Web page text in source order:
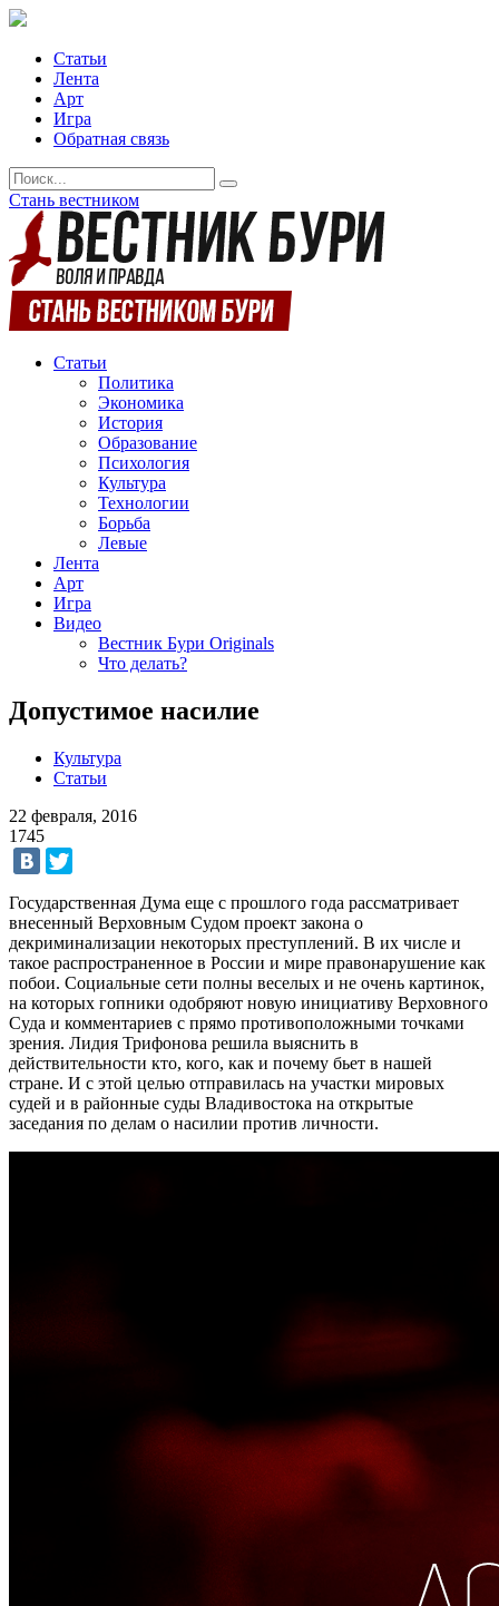
Статьи
Лента
Арт
Игра
Обратная связь
Стань вестником
Статьи
Политика
Экономика
История
Образование
Психология
Культура
Технологии
Борьба
Левые
Лента
Арт
Игра
Видео
Вестник Бури Originals
Что делать?
Допустимое насилие
Культура
Статьи
22 февраля, 2016
1745
Государственная Дума еще с прошлого года рассматривает
внесенный Верховным Судом проект закона о
декриминализации некоторых преступлений. В их числе и
такое распространенное в России и мире правонарушение как
побои. Социальные сети полны веселых и не очень картинок,
на которых гопники одобряют новую инициативу Верховного
Суда и комментариев с прямо противоположными точками
зрения. Лидия Трифонова решила выяснить в
действительности кто, кого, как и почему бьет в нашей
стране. И с этой целью отправилась на участки мировых
судей и в районные суды Владивостока на открытые
заседания по делам о насилии против личности.